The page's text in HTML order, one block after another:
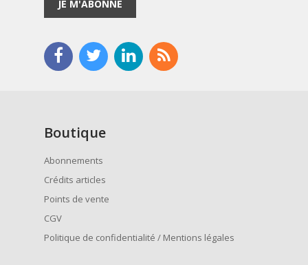
JE M'ABONNE
Boutique
Abonnements
Crédits articles
Points de vente
CGV
Politique de confidentialité / Mentions légales